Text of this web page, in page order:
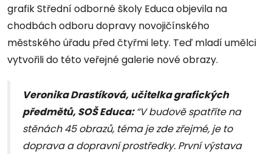
grafik Střední odborné školy Educa objevila na
chodbách odboru dopravy novojičínského
městského úřadu před čtyřmi lety. Teď mladí umělci
vytvořili do této veřejné galerie nové obrazy.
Veronika Drastíková, učitelka grafických
předmětů, SOŠ Educa:“V budově spatříte na
stěnách 45 obrazů, téma je zde zřejmé, je to
doprava a dopravní prostředky. První výstava